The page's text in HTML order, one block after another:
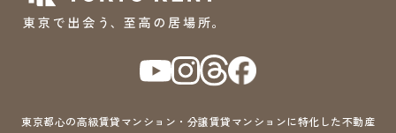
東京都心の高級賃貸マンション・分譲賃貸マンションに特化した不動産